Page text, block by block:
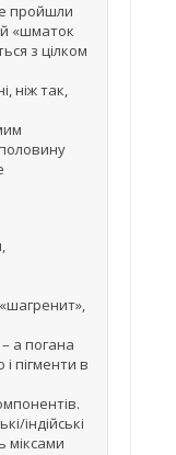
пройшли
«шматок
з цілком
ніж так,
а погана
пігменти в
індійські
міксами